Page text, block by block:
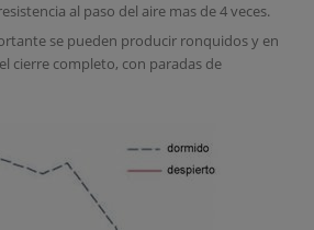
al paso del aire mas de 4 veces.
se pueden producir ronquidos y en
cierre completo, con paradas de